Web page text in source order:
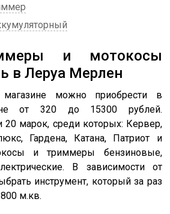
и мотокосы
в Леруа Мерлен
можно приобрести в
от 320 до 15300 рублей.
20 марок, среди которых: Кервер,
Гардена, Катана, Патриот и
и триммеры бензиновые,
В зависимости от
инструмент, который за раз
м.кв.